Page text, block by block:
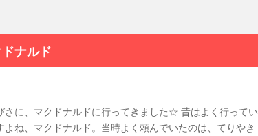
ナルド
さに、マクドナルドに行ってきました☆ 昔はよく行ってい
よね、マクドナルド。当時よく頼んでいたのは、てりやき